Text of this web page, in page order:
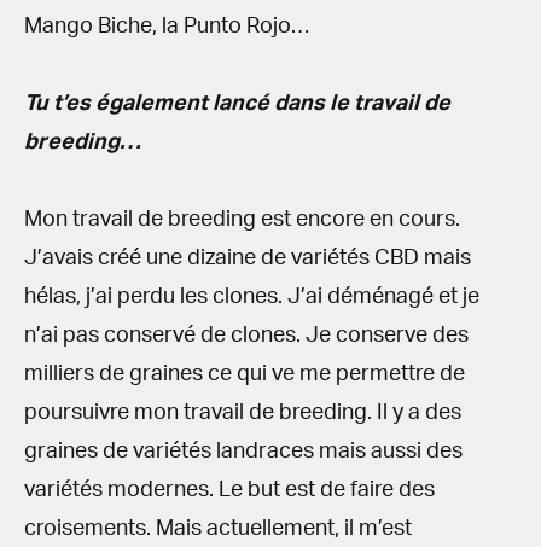
Mango Biche, la Punto Rojo…
Tu t’es également lancé dans le travail de
breeding…
Mon travail de breeding est encore en cours.
J’avais créé une dizaine de variétés CBD mais
hélas, j’ai perdu les clones. J’ai déménagé et je
n’ai pas conservé de clones. Je conserve des
milliers de graines ce qui ve me permettre de
poursuivre mon travail de breeding. Il y a des
graines de variétés landraces mais aussi des
variétés modernes. Le but est de faire des
croisements. Mais actuellement, il m’est